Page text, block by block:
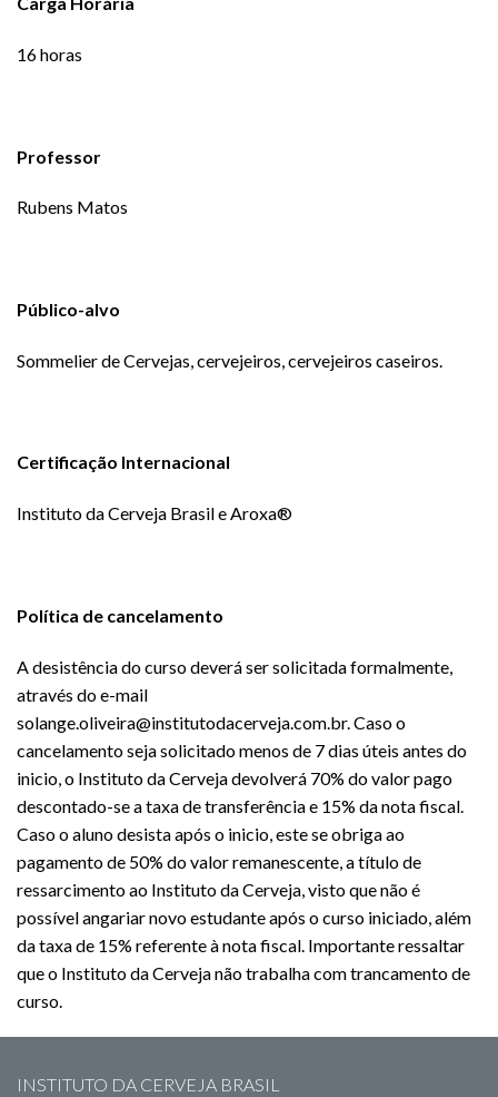
16 horas
Professor
Rubens Matos
Público-alvo
Sommelier de Cervejas, cervejeiros, cervejeiros caseiros.
Certificação Internacional
Instituto da Cerveja Brasil e Aroxa®
Política de cancelamento
A desistência do curso deverá ser solicitada formalmente,
através do e-mail
solange.oliveira@institutodacerveja.com.br. Caso o
cancelamento seja solicitado menos de 7 dias úteis antes do
inicio, o Instituto da Cerveja devolverá 70% do valor pago
descontado-se a taxa de transferência e 15% da nota fiscal.
Caso o aluno desista após o inicio, este se obriga ao
pagamento de 50% do valor remanescente, a título de
ressarcimento ao Instituto da Cerveja, visto que não é
possível angariar novo estudante após o curso iniciado, além
da taxa de 15% referente à nota fiscal. Importante ressaltar
que o Instituto da Cerveja não trabalha com trancamento de
curso.
INSTITUTO DA CERVEJA BRASIL